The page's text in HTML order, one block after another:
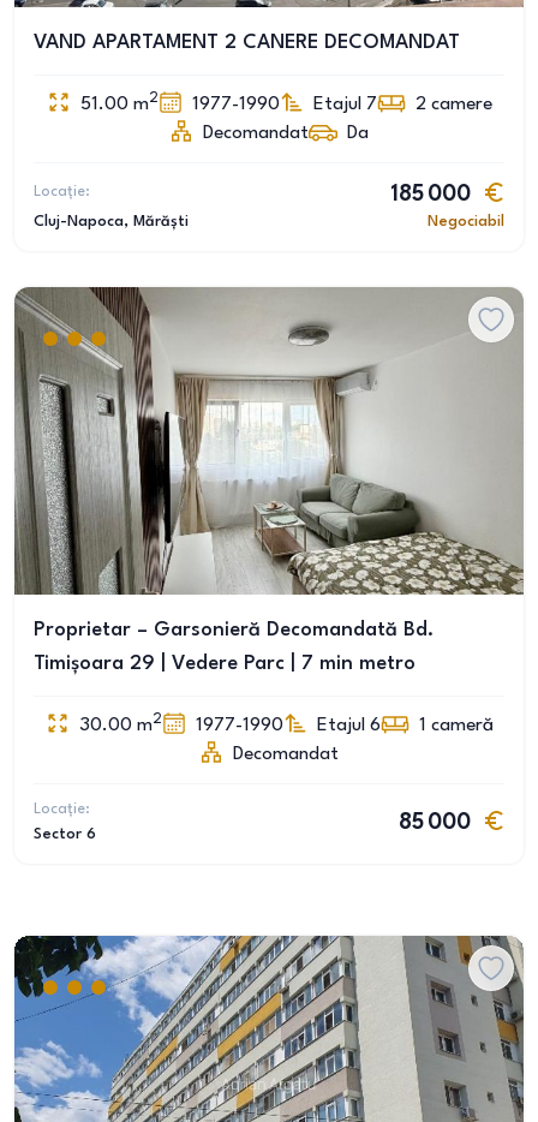
VAND APARTAMENT 2 CANERE DECOMANDAT
51.00 m2 1977-1990 Etajul 7 2 camere
Decomandat
Da
Locație:
Cluj-Napoca, Mărăști
185 000
Negociabil
Proprietar – Garsonieră Decomandată Bd.
Timișoara 29 | Vedere Parc | 7 min metro
30.00 m2 1977-1990 Etajul 6 1 cameră
Decomandat
Locație:
Sector 6
85 000